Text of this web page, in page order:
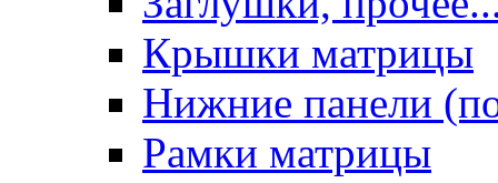
Крышки матрицы
Нижние панели
Рамки матрицы